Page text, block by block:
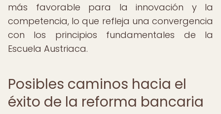
más favorable para la innovación y la
competencia, lo que refleja una convergencia
con los principios fundamentales de la
Escuela Austriaca.
Posibles caminos hacia el
éxito de la reforma bancaria